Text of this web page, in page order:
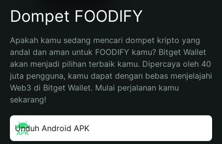
Dompet FOODIFY
Apakah kamu sedang mencari dompet kripto yang
andal dan aman untuk FOODIFY kamu? Bitget Wallet
akan menjadi pilihan terbaik kamu. Dipercaya oleh 40
juta pengguna, kamu dapat dengan bebas menjelajahi
Web3 di Bitget Wallet. Mulai perjalanan kamu
sekarang!
Unduh Android APK